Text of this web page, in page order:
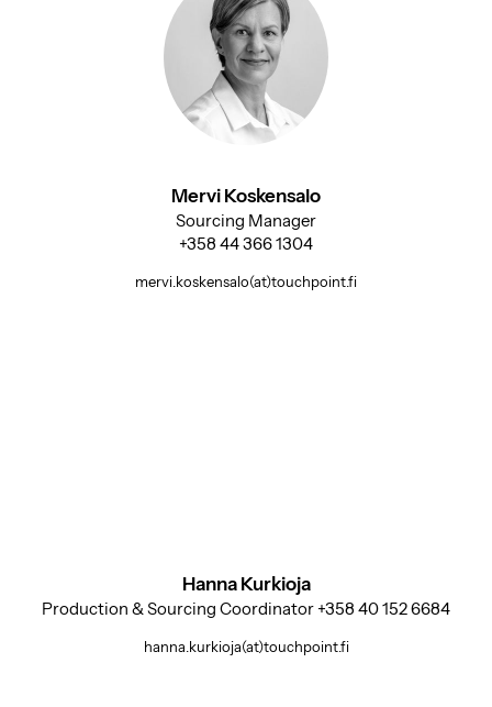
Mervi Koskensalo
Sourcing Manager
+358 44 366 1304
mervi.koskensalo(at)touchpoint.fi
Hanna Kurkioja
Production & Sourcing Coordinator +358 40 152 6684
hanna.kurkioja(at)touchpoint.fi